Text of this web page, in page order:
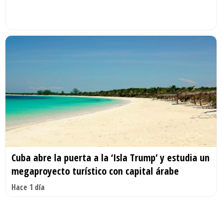
Cuba abre la puerta a la ‘Isla Trump’ y estudia un
megaproyecto turístico con capital árabe
Hace 1 día